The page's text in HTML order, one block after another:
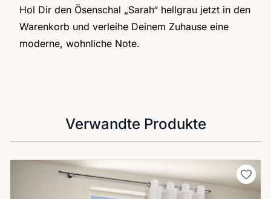
Hol Dir den Ösenschal „Sarah“ hellgrau jetzt in den
Warenkorb und verleihe Deinem Zuhause eine
moderne, wohnliche Note.
Verwandte Produkte
Clicken, um das Karussell zu überspringen